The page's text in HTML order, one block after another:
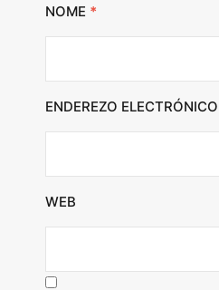
NOME *
ENDEREZO ELECTRÓNICO
WEB